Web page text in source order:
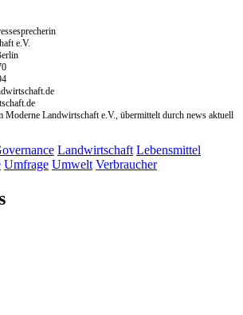
e.V.
Landwirtschaft e.V., übermittelt durch news aktuell
Landwirtschaft Lebensmittel
Umfrage Umwelt Verbraucher